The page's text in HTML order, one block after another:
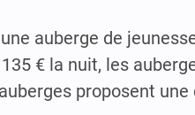
auberge de
€ la nuit, les
proposent une